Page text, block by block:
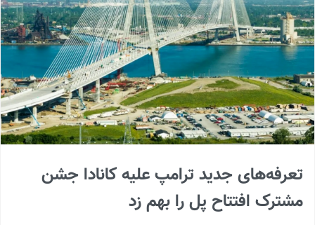
تعرفه‌های جدید ترامپ علیه کانادا جشن
مشترک افتتاح پل را بهم زد